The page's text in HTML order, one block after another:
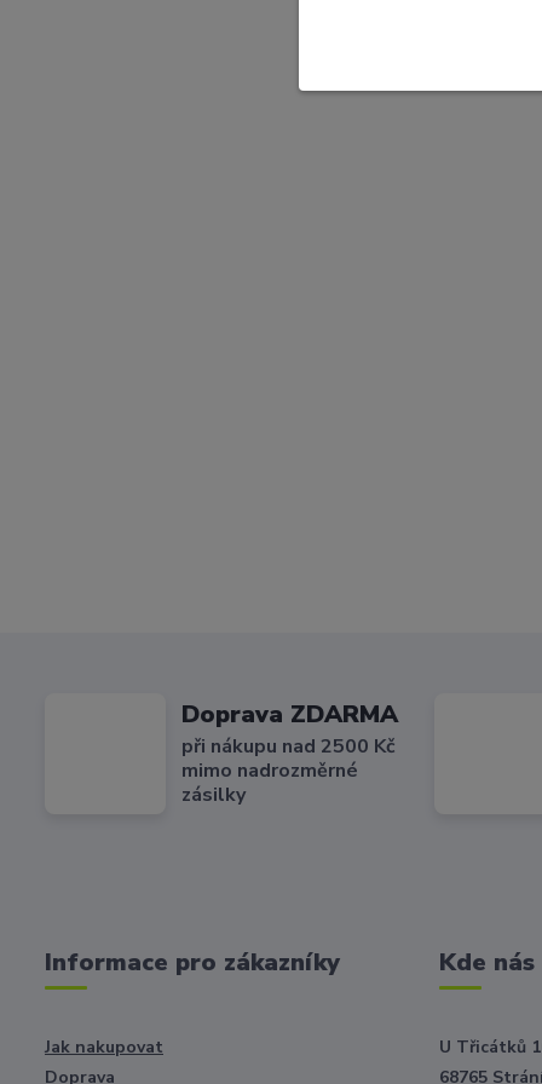
Doprava ZDARMA
při nákupu nad 2500 Kč
mimo nadrozměrné
zásilky
Informace pro zákazníky
Jak nakupovat
Doprava
Kde
U Třicátků
68765